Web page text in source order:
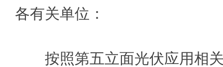
各有关单位：
按照第五立面光伏应用相